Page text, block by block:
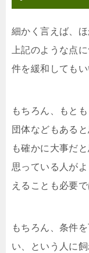
細かく言えば、
上記のような点
件を緩和しても
もちろん、もと
団体などもある
も確かに大事だ
思っている人が
えることも必要
もちろん、条件
い、という人に